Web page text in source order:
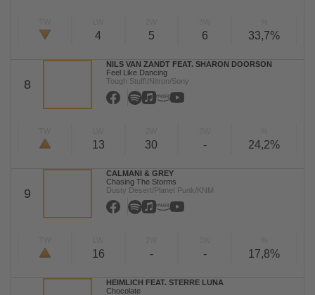
4 5 6 33,7%
8
NILS VAN ZANDT FEAT. SHARON DOORSON
Feel Like Dancing
Tough Stuff!/Nitron/Sony
13 30 - 24,2%
9
CALMANI & GREY
Chasing The Storms
Dusty Desert/Planet Punk/KNM
16 - - 17,8%
HEIMLICH FEAT. STERRE LUNA
Chocolate